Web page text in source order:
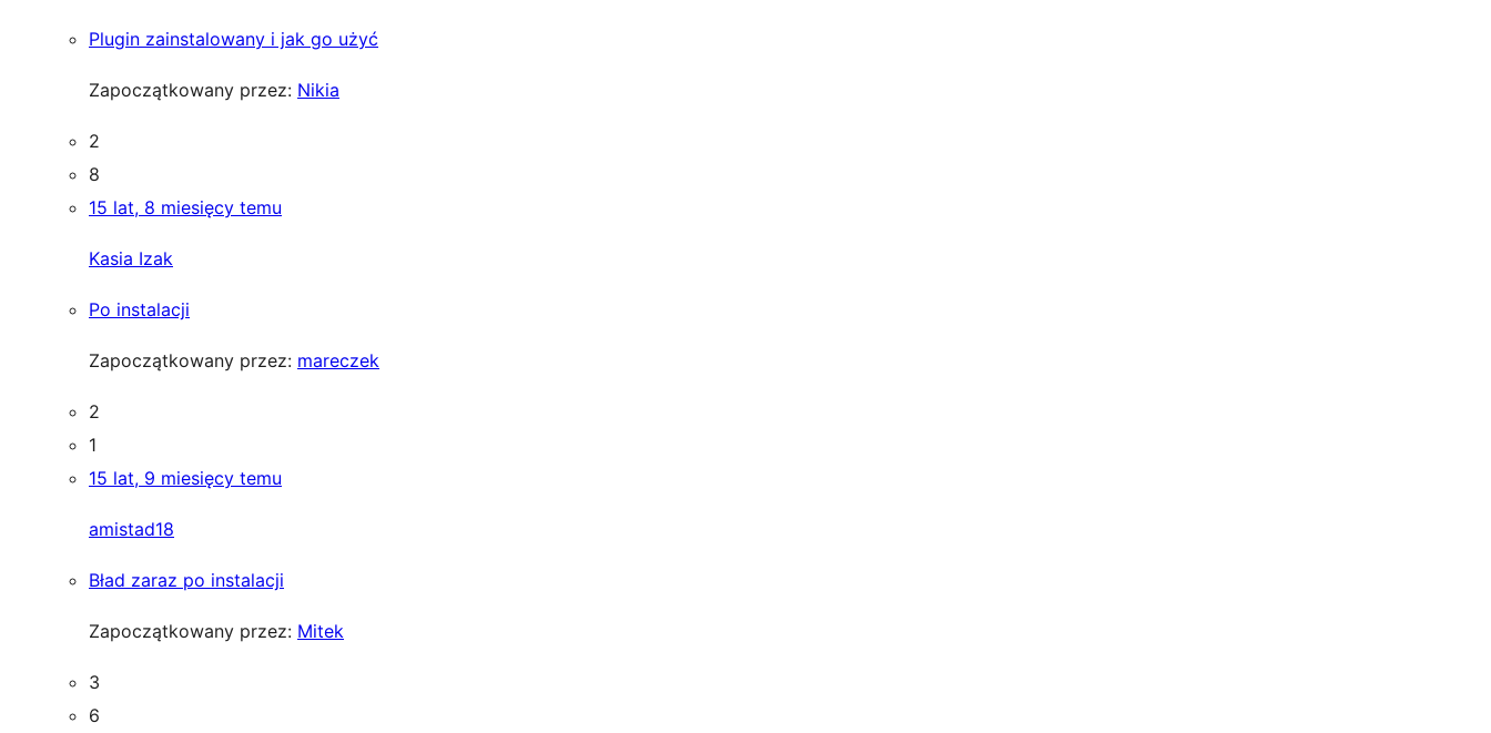
Plugin zainstalowany i jak go użyć
Zapoczątkowany przez: Nikia
2
8
15 lat, 8 miesięcy temu
Kasia Izak
Po instalacji
Zapoczątkowany przez: mareczek
2
1
15 lat, 9 miesięcy temu
amistad18
Bład zaraz po instalacji
Zapoczątkowany przez: Mitek
3
6